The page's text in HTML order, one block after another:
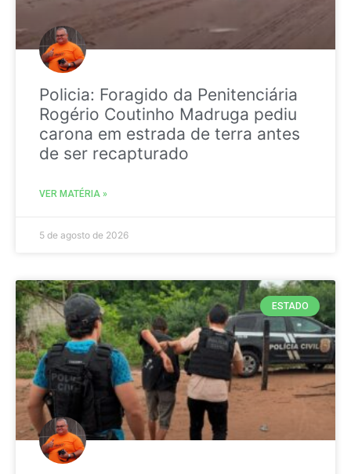
Policia: Foragido da Penitenciária
Rogério Coutinho Madruga pediu
carona em estrada de terra antes
de ser recapturado
VER MATÉRIA »
5 de agosto de 2026
ESTADO